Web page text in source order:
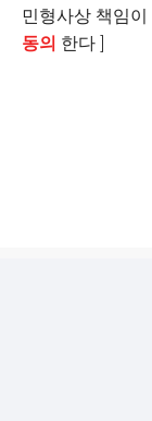
민형사상 책임이
동의 한다 ]